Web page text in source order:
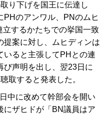
り下げを国王に伝達し
PHのアンワル、 PNのムヒ
立するかたちでの挙国一致
提案に対し、ムヒディンは
いると主張して PH との連
び声明を出し、翌23日に
取すると発表した。
中に改めて幹部会を開い
ザヒドが「 BN議員はア